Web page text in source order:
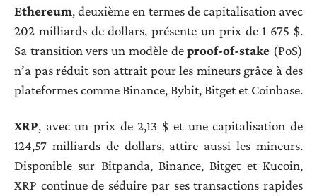
Ethereum, deuxième en termes de capitalisation avec
202 milliards de dollars, présente un prix de 1 675 $.
Sa transition vers un modèle deproof-of-stake (PoS)
n’a pas réduit son attrait pour les mineurs grâce à des
plateformes comme Binance, Bybit, Bitget et Coinbase.
XRP, avec un prix de 2,13 $ et une capitalisation de
124,57 milliards de dollars, attire aussi les mineurs.
Disponible sur Bitpanda, Binance, Bitget et Kucoin,
XRP continue de séduire par ses transactions rapides